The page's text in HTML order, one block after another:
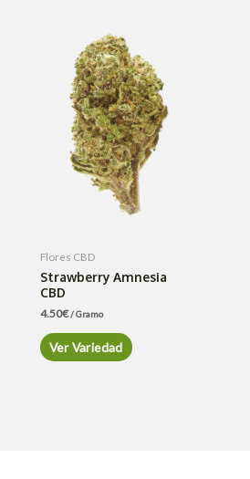
Flores CBD
Strawberry Amnesia
CBD
4.50€/ Gramo
Ver Variedad